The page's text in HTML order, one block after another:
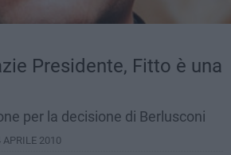
Presidente, Fitto è una
per la decisione di Berlusconi
APRILE 2010